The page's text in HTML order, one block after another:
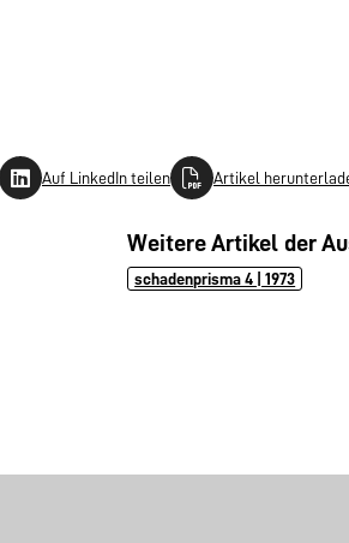
Auf LinkedIn teilen Artikel
Weitere Artikel der
schadenprisma 4 | 1973